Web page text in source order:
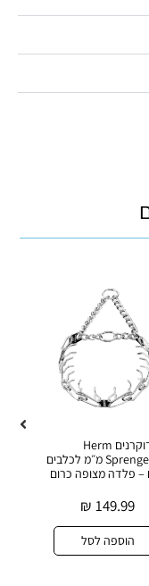
קולר דוקרנים Herm
Sprenger 3.99 מ״מ לכלבים
– פלדה מצופה כרום
149.99
₪
הוספה לסל